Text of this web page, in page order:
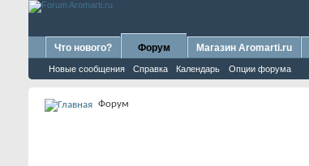
Что нового? Форум
Новые сообщения Справка Календарь Опции форума
Магазин Aromarti.ru
Форум